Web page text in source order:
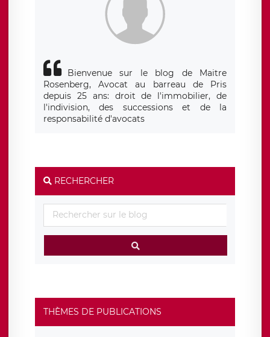
Bienvenue sur le blog de Maitre
Rosenberg, Avocat au barreau de Pris
depuis 25 ans: droit de l'immobilier, de
l'indivision, des successions et de la
responsabilité d'avocats
RECHERCHER
THÈMES DE PUBLICATIONS